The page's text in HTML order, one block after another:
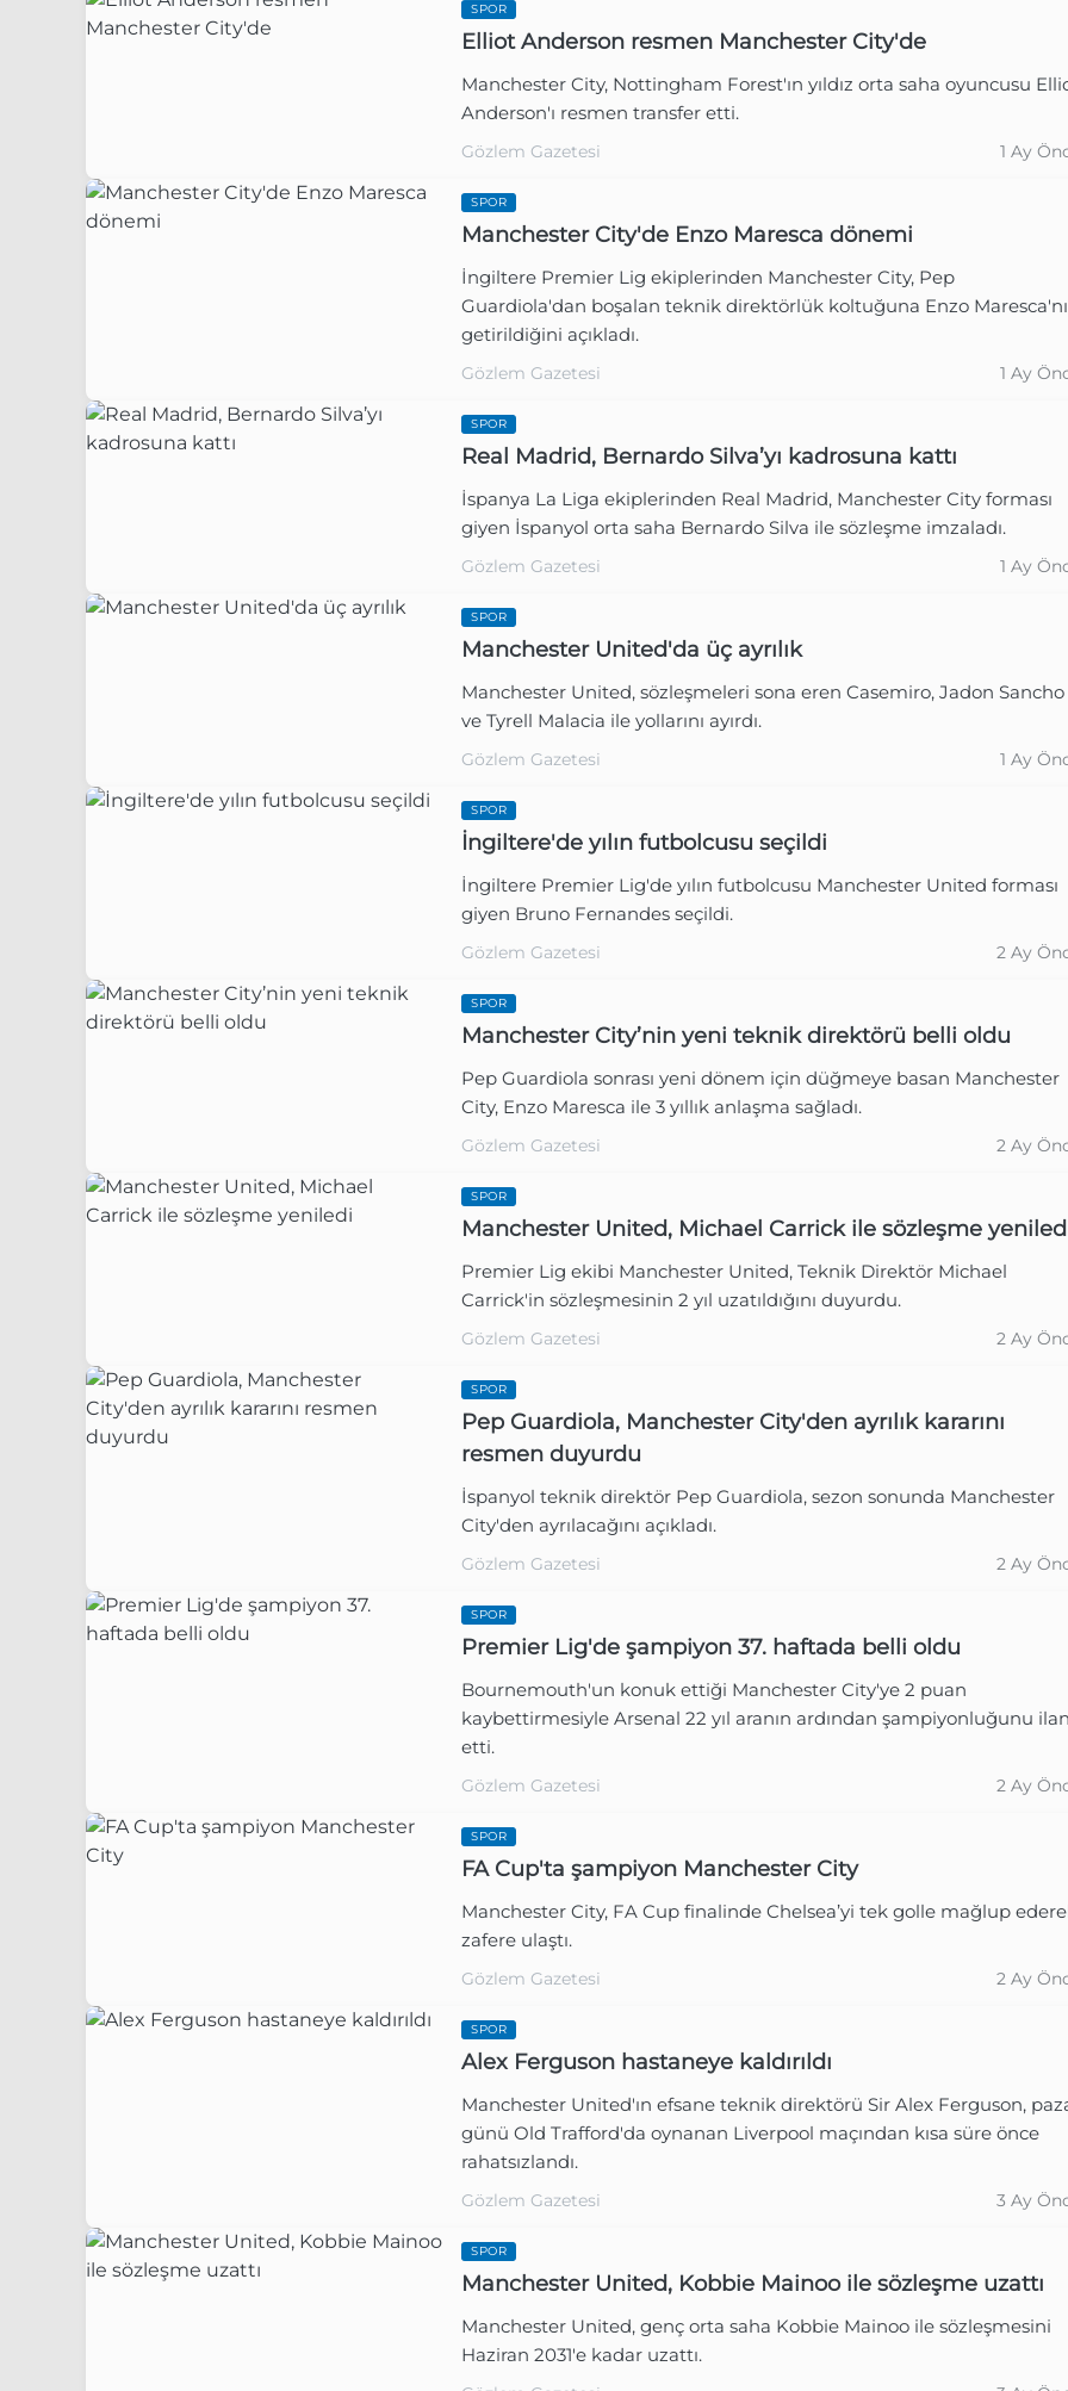
SPOR
Elliot Anderson resmen Manchester City'de
Manchester City, Nottingham Forest'ın yıldız orta saha oyuncusu
Anderson'ı resmen transfer etti.
Gözlem Gazetesi 1 Ay
SPOR
Manchester City'de Enzo Maresca dönemi
İngiltere Premier Lig ekiplerinden Manchester City, Pep
Guardiola'dan boşalan teknik direktörlük koltuğuna Enzo
getirildiğini açıkladı.
Gözlem Gazetesi 1 Ay
SPOR
Real Madrid, Bernardo Silva’yı kadrosuna kattı
İspanya La Liga ekiplerinden Real Madrid, Manchester City forması
giyen İspanyol orta saha Bernardo Silva ile sözleşme imzaladı.
Gözlem Gazetesi 1 Ay
SPOR
Manchester United'da üç ayrılık
Manchester United, sözleşmeleri sona eren Casemiro, Jadon Sancho
ve Tyrell Malacia ile yollarını ayırdı.
Gözlem Gazetesi 1 Ay
SPOR
İngiltere'de yılın futbolcusu seçildi
İngiltere Premier Lig'de yılın futbolcusu Manchester United forması
giyen Bruno Fernandes seçildi.
Gözlem Gazetesi 2 Ay
SPOR
Manchester City’nin yeni teknik direktörü belli oldu
Pep Guardiola sonrası yeni dönem için düğmeye basan Manchester
City, Enzo Maresca ile 3 yıllık anlaşma sağladı.
Gözlem Gazetesi 2 Ay
SPOR
Manchester United, Michael Carrick ile sözleşme
Premier Lig ekibi Manchester United, Teknik Direktör Michael
Carrick'in sözleşmesinin 2 yıl uzatıldığını duyurdu.
Gözlem Gazetesi 2 Ay
SPOR
Pep Guardiola, Manchester City'den ayrılık kararını
resmen duyurdu
İspanyol teknik direktör Pep Guardiola, sezon sonunda Manchester
City'den ayrılacağını açıkladı.
Gözlem Gazetesi 2 Ay
SPOR
Premier Lig'de şampiyon 37. haftada belli oldu
Bournemouth'un konuk ettiği Manchester City'ye 2 puan
kaybettirmesiyle Arsenal 22 yıl aranın ardından şampiyonluğunu ilan
etti.
Gözlem Gazetesi 2 Ay
SPOR
FA Cup'ta şampiyon Manchester City
Manchester City, FA Cup finalinde Chelsea’yi tek golle mağlup
zafere ulaştı.
Gözlem Gazetesi 2 Ay
SPOR
Alex Ferguson hastaneye kaldırıldı
Manchester United'ın efsane teknik direktörü Sir Alex Ferguson,
günü Old Trafford'da oynanan Liverpool maçından kısa süre önce
rahatsızlandı.
Gözlem Gazetesi 3 Ay
SPOR
Manchester United, Kobbie Mainoo ile sözleşme uzattı
Manchester United, genç orta saha Kobbie Mainoo ile sözleşmesini
Haziran 2031'e kadar uzattı.